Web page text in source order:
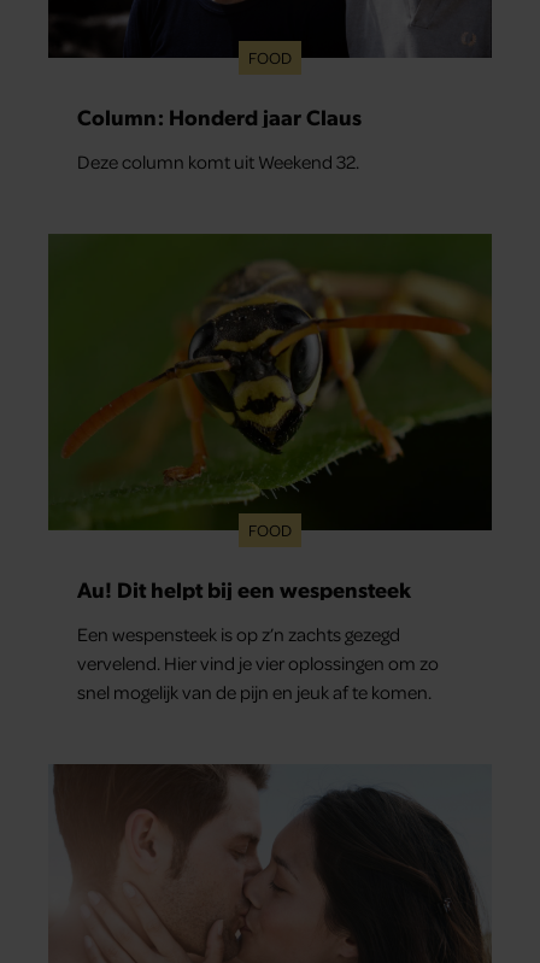
FOOD
Column: Honderd jaar Claus
Deze column komt uit Weekend 32.
FOOD
Au! Dit helpt bij een wespensteek
Een wespensteek is op z’n zachts gezegd
vervelend. Hier vind je vier oplossingen om zo
snel mogelijk van de pijn en jeuk af te komen.